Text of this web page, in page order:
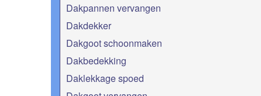
Dakpannen vervangen
Dakdekker
Dakgoot schoonmaken
Dakbedekking
Daklekkage spoed